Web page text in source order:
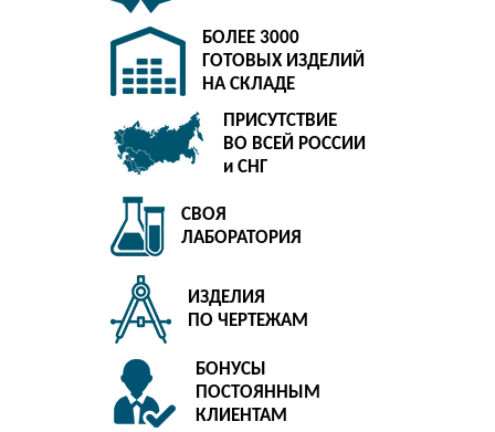
БОЛЕЕ 3000
ГОТОВЫХ ИЗДЕЛИЙ
НА СКЛАДЕ
ПРИСУТСТВИЕ
ВО ВСЕЙ РОССИИ
и СНГ
СВОЯ
ЛАБОРАТОРИЯ
ИЗДЕЛИЯ
ПО ЧЕРТЕЖАМ
БОНУСЫ
ПОСТОЯННЫМ
КЛИЕНТАМ